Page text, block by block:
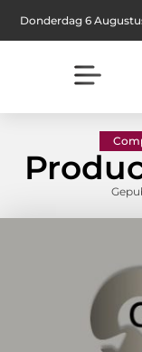
Donderdag 6